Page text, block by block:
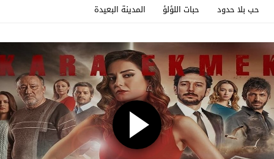
حب بلا حدود
حبات اللؤلؤ المدينة البعيدة